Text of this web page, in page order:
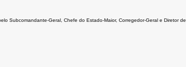
Subcomandante-Geral, Chefe do Estado-Maior, Corregedor-Geral e Diretor